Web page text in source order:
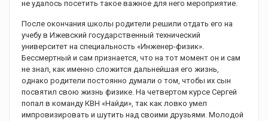
не удалось посетить такое важное для него мероприятие.
После окончания школы родители решили отдать его на
учебу в Ижевский государственный технический
университет на специальность «Инженер-физик».
Бессмертный и сам признается, что на тот момент он и сам
не знал, как именно сложится дальнейшая его жизнь,
однако родители постоянно думали о том, чтобы их сын
посвятил свою жизнь физике. На четвертом курсе Сергей
попал в команду КВН «Найди», так как ловко умел
импровизировать и шутить над своими друзьями. Молодой